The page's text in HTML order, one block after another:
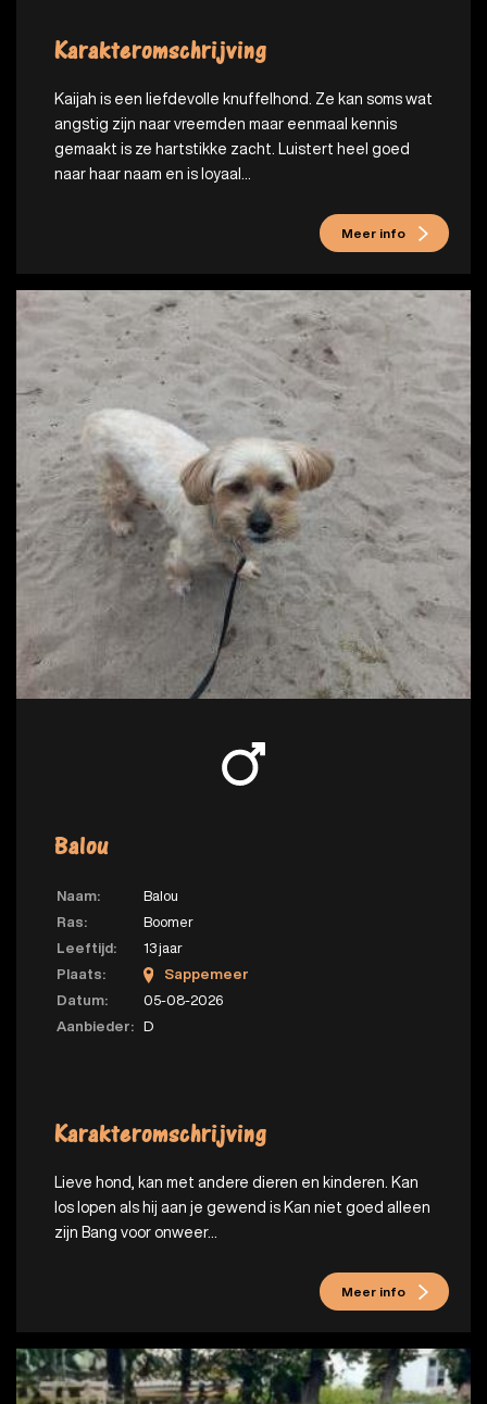
Karakteromschrijving
Kaijah is een liefdevolle knuffelhond. Ze kan soms wat
angstig zijn naar vreemden maar eenmaal kennis
gemaakt is ze hartstikke zacht. Luistert heel goed
naar haar naam en is loyaal...
Meer info
Balou
Naam:
Balou
Ras:
Boomer
Leeftijd:
13 jaar
Plaats:
Sappemeer
Datum:
05-08-2026
Aanbieder:
D
Karakteromschrijving
Lieve hond, kan met andere dieren en kinderen. Kan
los lopen als hij aan je gewend is Kan niet goed alleen
zijn Bang voor onweer...
Meer info